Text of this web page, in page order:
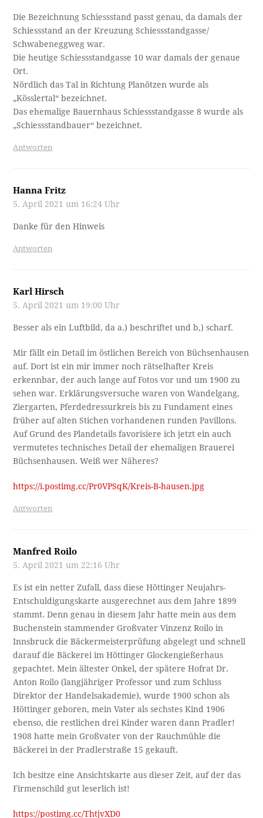
Die Bezeichnung Schiessstand passt genau, da damals der
Schiessstand an der Kreuzung Schiessstandgasse/
Schwabeneggweg war.
Die heutige Schiessstandgasse 10 war damals der genaue
Ort.
Nördlich das Tal in Richtung Planötzen wurde als
„Kösslertal“ bezeichnet.
Das ehemalige Bauernhaus Schiessstandgasse 8 wurde als
„Schiessstandbauer“ bezeichnet.
Antworten
Hanna Fritz
5. April 2021 um 16:24 Uhr
Danke für den Hinweis
Antworten
Karl Hirsch
5. April 2021 um 19:00 Uhr
Besser als ein Luftbild, da a.) beschriftet und b,) scharf.
Mir fällt ein Detail im östlichen Bereich von Büchsenhausen
auf. Dort ist ein mir immer noch rätselhafter Kreis
erkennbar, der auch lange auf Fotos vor und um 1900 zu
sehen war. Erklärungsversuche waren von Wandelgang,
Ziergarten, Pferdedressurkreis bis zu Fundament eines
früher auf alten Stichen vorhandenen runden Pavillons.
Auf Grund des Plandetails favorisiere ich jetzt ein auch
vermutetes technisches Detail der ehemaligen Brauerei
Büchsenhausen. Weiß wer Näheres?
https://i.postimg.cc/Pr0VPSqK/Kreis-B-hausen.jpg
Antworten
Manfred Roilo
5. April 2021 um 22:16 Uhr
Es ist ein netter Zufall, dass diese Höttinger Neujahrs-
Entschuldigungskarte ausgerechnet aus dem Jahre 1899
stammt. Denn genau in diesem Jahr hatte mein aus dem
Buchenstein stammender Großvater Vinzenz Roilo in
Innsbruck die Bäckermeisterprüfung abgelegt und schnell
darauf die Bäckerei im Höttinger Glockengießerhaus
gepachtet. Mein ältester Onkel, der spätere Hofrat Dr.
Anton Roilo (langjähriger Professor und zum Schluss
Direktor der Handelsakademie), wurde 1900 schon als
Höttinger geboren, mein Vater als sechstes Kind 1906
ebenso, die restlichen drei Kinder waren dann Pradler!
1908 hatte mein Großvater von der Rauchmühle die
Bäckerei in der Pradlerstraße 15 gekauft.
Ich besitze eine Ansichtskarte aus dieser Zeit, auf der das
Firmenschild gut leserlich ist!
https://postimg.cc/ThtjvXD0